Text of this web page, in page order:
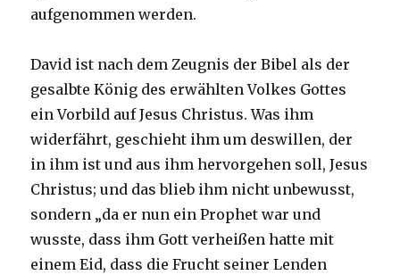
aufgenommen werden.
David ist nach dem Zeugnis der Bibel als der
gesalbte König des erwählten Volkes Gottes
ein Vorbild auf Jesus Christus. Was ihm
widerfährt, geschieht ihm um deswillen, der
in ihm ist und aus ihm hervorgehen soll, Jesus
Christus; und das blieb ihm nicht unbewusst,
sondern „da er nun ein Prophet war und
wusste, dass ihm Gott verheißen hatte mit
einem Eid, dass die Frucht seiner Lenden